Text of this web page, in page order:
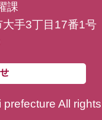
課
手3丁目17番1号
All